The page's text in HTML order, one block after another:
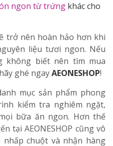
ngon từ trứng khác cho
trở nên hoàn hảo hơn khi
liệu tươi ngon. Nếu
không biết nên tìm mua
ghé ngayAEONESHOP!
mục sản phẩm phong
kiểm tra nghiêm ngặt,
bữa ăn ngon. Hơn thế
tại AEONESHOP cũng vô
chuột và nhận hàng